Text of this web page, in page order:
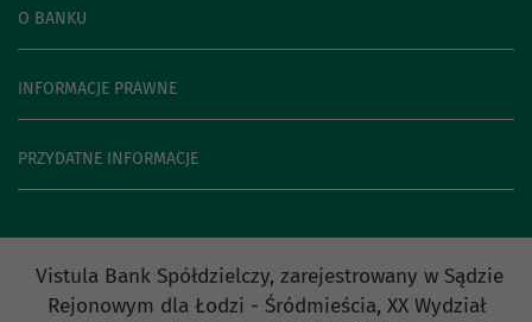
O BANKU
INFORMACJE PRAWNE
PRZYDATNE INFORMACJE
Vistula Bank Spółdzielczy, zarejestrowany w Sądzie
Rejonowym dla Łodzi - Śródmieścia, XX Wydział